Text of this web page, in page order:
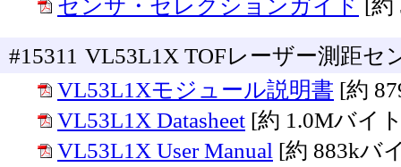
センサ・セレクションガイド [約
#15311 VL53L1X TOFレーザー測距セ
VL53L1Xモジュール説明書 [約
VL53L1X Datasheet [約 1.0Mバイ
VL53L1X User Manual [約 883kバ